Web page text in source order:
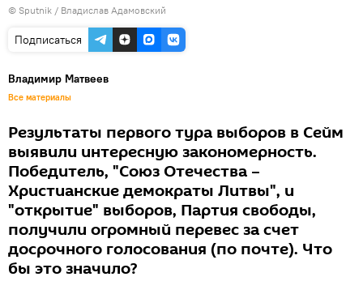
© Sputnik / Владислав Адамовский
Подписаться
Владимир Матвеев
Все материалы
Результаты первого тура выборов в Сейм
выявили интересную закономерность.
Победитель, "Союз Отечества –
Христианские демократы Литвы", и
"открытие" выборов, Партия свободы,
получили огромный перевес за счет
досрочного голосования (по почте). Что
бы это значило?